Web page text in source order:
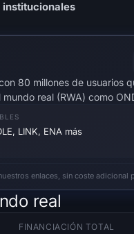
institucionales
80 millones de usuarios
real (RWA) como
LINK, ENA más
enlaces, sin coste adicional
real
FINANCIACIÓN TOTAL